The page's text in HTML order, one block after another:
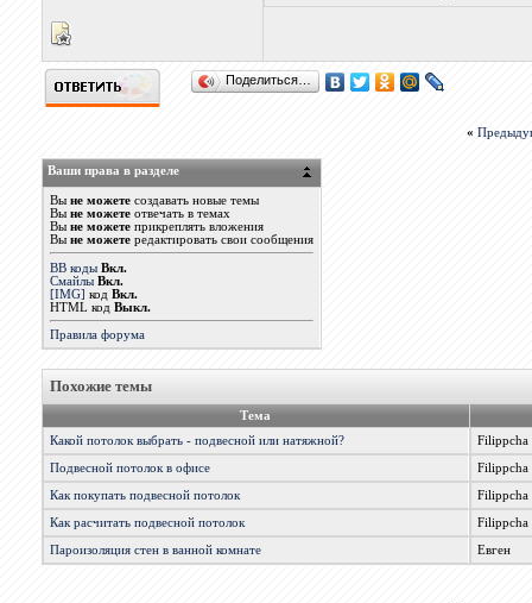
Поделиться…
«
Ваши права в разделе
Вы не можетесоздавать новые темы
Вы не можетеотвечать в темах
Вы не можетеприкреплять вложения
Вы не можетередактировать свои сообщения
BB коды Вкл.
Смайлы Вкл.
[IMG] код Вкл.
HTML код Выкл.
Правила форума
Похожие темы
Тема
Какой потолок выбрать - подвесной или натяжной?
Filippcha
Подвесной потолок в офисе Filippcha
Как покупать подвесной потолок Filippcha
Как расчитать подвесной потолок Filippcha
Пароизоляция стен в ванной комнате Евген